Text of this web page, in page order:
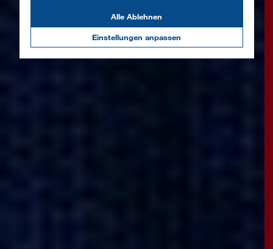
Einstellungen anpassen
Alle Ablehnen